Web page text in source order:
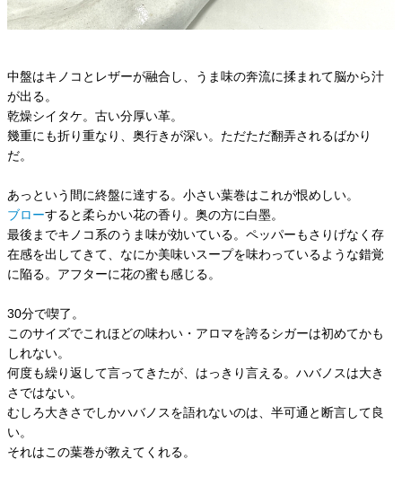
中盤はキノコとレザーが融合し、うま味の奔流に揉まれて脳から汁
が出る。
乾燥シイタケ。古い分厚い革。
幾重にも折り重なり、奥行きが深い。ただただ翻弄されるばかり
だ。
あっという間に終盤に達する。小さい葉巻はこれが恨めしい。
ブローすると柔らかい花の香り。奥の方に白墨。
最後までキノコ系のうま味が効いている。ペッパーもさりげなく存
在感を出してきて、なにか美味いスープを味わっているような錯覚
に陥る。アフターに花の蜜も感じる。
30分で喫了。
このサイズでこれほどの味わい・アロマを誇るシガーは初めてかも
しれない。
何度も繰り返して言ってきたが、はっきり言える。ハバノスは大き
さではない。
むしろ大きさでしかハバノスを語れないのは、半可通と断言して良
い。
それはこの葉巻が教えてくれる。